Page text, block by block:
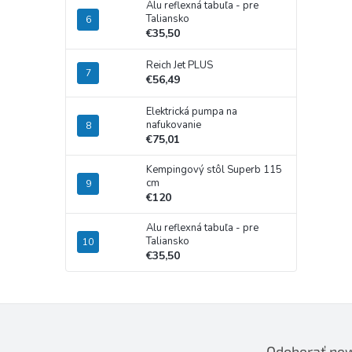
Alu reflexná tabuľa - pre
Taliansko
€35,50
Reich Jet PLUS
€56,49
Elektrická pumpa na
nafukovanie
€75,01
Kempingový stôl Superb 115
cm
€120
Alu reflexná tabuľa - pre
Taliansko
€35,50